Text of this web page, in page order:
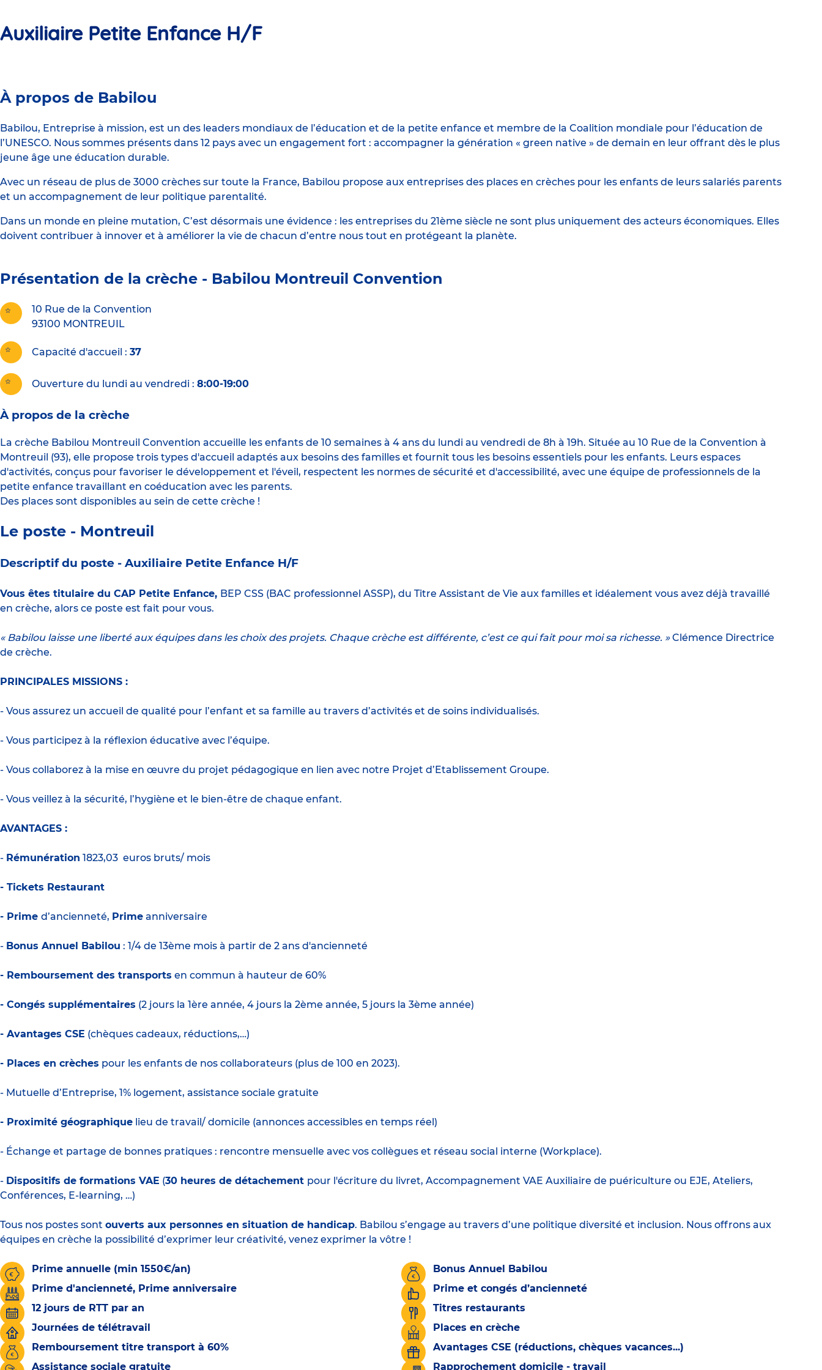
Auxiliaire Petite Enfance H/F
Babilou
Montreuil
Convention
À propos de Babilou
Babilou, Entreprise à mission, est un des leaders mondiaux de l’éducation et de la petite enfance et membre de la Coalition mondiale pour l’éducation de
l’UNESCO. Nous sommes présents dans 12 pays avec un engagement fort : accompagner la génération « green native » de demain en leur offrant dès le plus
jeune âge une éducation durable.
Avec un réseau de plus de 3000 crèches sur toute la France, Babilou propose aux entreprises des places en crèches pour les enfants de leurs salariés parents
et un accompagnement de leur politique parentalité.
Dans un monde en pleine mutation, C’est désormais une évidence : les entreprises du 21ème siècle ne sont plus uniquement des acteurs économiques. Elles
doivent contribuer à innover et à améliorer la vie de chacun d’entre nous tout en protégeant la planète.
Présentation de la crèche - Babilou Montreuil Convention
10 Rue de la Convention
93100 MONTREUIL
Capacité d'accueil 37
Ouverture du lundi au vendredi : 8:00-19:00
À propos de la crèche
La crèche Babilou Montreuil Convention accueille les enfants de 10 semaines à 4 ans du lundi au vendredi de 8h à 19h. Située au 10 Rue de la Convention à
Montreuil (93), elle propose trois types d'accueil adaptés aux besoins des familles et fournit tous les besoins essentiels pour les enfants. Leurs espaces
d'activités, conçus pour favoriser le développement et l'éveil, respectent les normes de sécurité et d'accessibilité, avec une équipe de professionnels de la
petite enfance travaillant en coéducation avec les parents.
Des places sont disponibles au sein de cette crèche !
Le poste - Montreuil
Descriptif du poste - Auxiliaire Petite Enfance H/F
Vous êtes titulaire du CAP Petite Enfance, BEP CSS (BAC professionnel ASSP), du Titre Assistant de Vie aux familles et idéalement vous avez déjà travaillé
en crèche, alors ce poste est fait pour vous.
« Babilou laisse une liberté aux équipes dans les choix des projets. Chaque crèche est différente, c’est ce qui fait pour moi sa richesse. »Clémence Directrice
de crèche.
PRINCIPALES MISSIONS :
- Vous assurez un accueil de qualité pour l’enfant et sa famille au travers d’activités et de soins individualisés.
- Vous participez à la réflexion éducative avec l’équipe.
- Vous collaborez à la mise en œuvre du projet pédagogique en lien avec notre Projet d’Etablissement Groupe.
- Vous veillez à la sécurité, l’hygiène et le bien-être de chaque enfant.
AVANTAGES :
- Rémunération 1823,03 euros bruts/ mois
- Tickets Restaurant
- Prime d’ancienneté, Prime anniversaire
- Bonus Annuel Babilou : 1/4 de 13ème mois à partir de 2 ans d'ancienneté
- Remboursement des transports en commun à hauteur de 60%
- Congés supplémentaires (2 jours la 1ère année, 4 jours la 2ème année, 5 jours la 3ème année)
- Avantages CSE (chèques cadeaux, réductions,…)
- Places en crèches pour les enfants de nos collaborateurs (plus de 100 en 2023).
- Mutuelle d’Entreprise, 1% logement, assistance sociale gratuite
- Proximité géographique lieu de travail/ domicile (annonces accessibles en temps réel)
- Échange et partage de bonnes pratiques : rencontre mensuelle avec vos collègues et réseau social interne (Workplace).
- Dispositifs de formations VAE (30 heures de détachement pour l'écriture du livret, Accompagnement VAE Auxiliaire de puériculture ou EJE, Ateliers,
Conférences, E-learning, …)
Tous nos postes sont ouverts aux personnes en situation de handicap. Babilou s’engage au travers d’une politique diversité et inclusion. Nous offrons aux
équipes en crèche la possibilité d’exprimer leur créativité, venez exprimer la vôtre !
Prime annuelle (min 1550€/an)
Bonus Annuel Babilou
Prime d'ancienneté, Prime anniversaire
Prime et congés d’ancienneté
12 jours de RTT par an
Titres restaurants
Journées de télétravail
Places en crèche
Remboursement titre transport à 60%
Avantages CSE (réductions, chèques vacances...)
Assistance sociale gratuite
Rapprochement domicile - travail